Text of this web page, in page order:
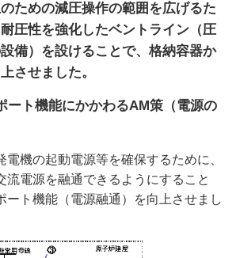
ための減圧操作の範囲を広げるた
圧性を強化したベントライン（圧
備）を設けることで、格納容器か
させました。
ート機能にかかわるAM策（電源の
電機の起動電源等を確保するために、
流電源を融通できるようにすること
ート機能（電源融通）を向上させまし